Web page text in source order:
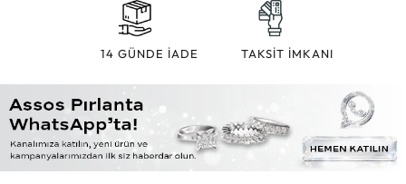
14 GÜNDE İADE TAKSİT İMKANI